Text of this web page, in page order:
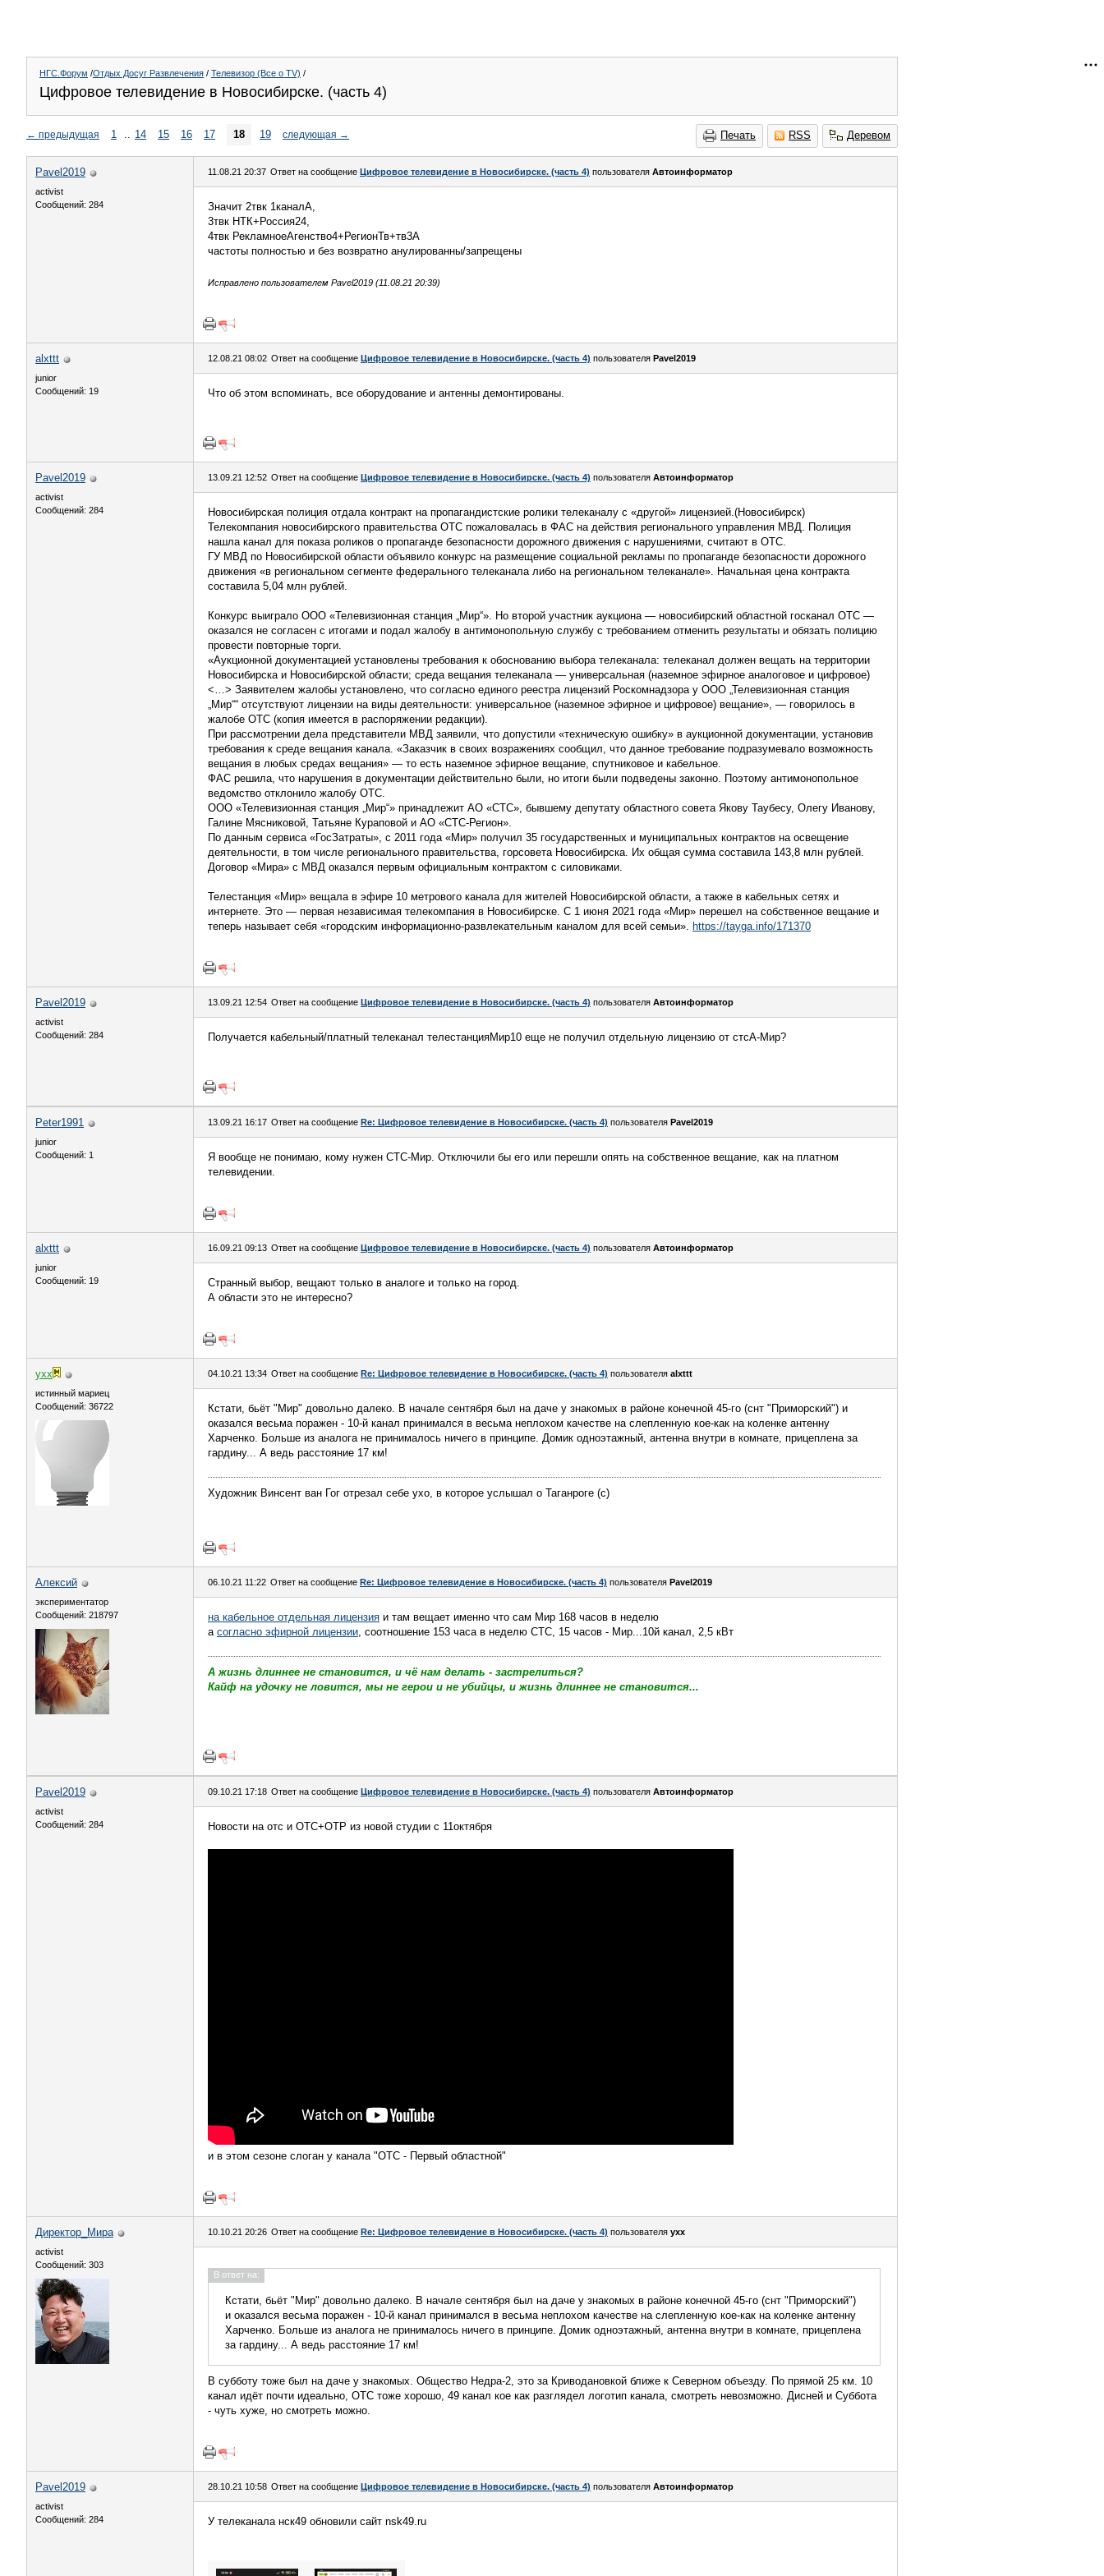
НГС.Форум /Отдых Досуг Развлечения / Телевизор (Все о TV) /
Цифровое телевидение в Новосибирске. (часть 4)
Печать RSS Деревом
← предыдущая 1 .. 14 15 16 17 18 19 следующая →
Pavel2019
activist
Сообщений: 284
11.08.21 20:37 Ответ на сообщение Цифровое телевидение в Новосибирске. (часть 4) пользователя Автоинформатор
Значит 2твк 1каналА,
3твк НТК+Россия24,
4твк РекламноеАгенство4+РегионТв+тв3А
частоты полностью и без возвратно анулированны/запрещены
Исправлено пользователем Pavel2019 (11.08.21 20:39)
alxttt
junior
Сообщений: 19
12.08.21 08:02 Ответ на сообщение Цифровое телевидение в Новосибирске. (часть 4) пользователя Pavel2019
Что об этом вспоминать, все оборудование и антенны демонтированы.
Pavel2019
activist
Сообщений: 284
13.09.21 12:52 Ответ на сообщение Цифровое телевидение в Новосибирске. (часть 4) пользователя Автоинформатор
Новосибирская полиция отдала контракт на пропагандистские ролики телеканалу с «другой» лицензией.(Новосибирск)
Телекомпания новосибирского правительства ОТС пожаловалась в ФАС на действия регионального управления МВД. Полиция
нашла канал для показа роликов о пропаганде безопасности дорожного движения с нарушениями, считают в ОТС.
ГУ МВД по Новосибирской области объявило конкурс на размещение социальной рекламы по пропаганде безопасности дорожного
движения «в региональном сегменте федерального телеканала либо на региональном телеканале». Начальная цена контракта
составила 5,04 млн рублей.
Конкурс выиграло ООО «Телевизионная станция „Мир“». Но второй участник аукциона — новосибирский областной госканал ОТС —
оказался не согласен с итогами и подал жалобу в антимонопольную службу с требованием отменить результаты и обязать полицию
провести повторные торги.
«Аукционной документацией установлены требования к обоснованию выбора телеканала: телеканал должен вещать на территории
Новосибирска и Новосибирской области; среда вещания телеканала — универсальная (наземное эфирное аналоговое и цифровое)
<…> Заявителем жалобы установлено, что согласно единого реестра лицензий Роскомнадзора у ООО „Телевизионная станция
„Мир““ отсутствуют лицензии на виды деятельности: универсальное (наземное эфирное и цифровое) вещание», — говорилось в
жалобе ОТС (копия имеется в распоряжении редакции).
При рассмотрении дела представители МВД заявили, что допустили «техническую ошибку» в аукционной документации, установив
требования к среде вещания канала. «Заказчик в своих возражениях сообщил, что данное требование подразумевало возможность
вещания в любых средах вещания» — то есть наземное эфирное вещание, спутниковое и кабельное.
ФАС решила, что нарушения в документации действительно были, но итоги были подведены законно. Поэтому антимонопольное
ведомство отклонило жалобу ОТС.
ООО «Телевизионная станция „Мир“» принадлежит АО «СТС», бывшему депутату областного совета Якову Таубесу, Олегу Иванову,
Галине Мясниковой, Татьяне Кураповой и АО «СТС-Регион».
По данным сервиса «ГосЗатраты», с 2011 года «Мир» получил 35 государственных и муниципальных контрактов на освещение
деятельности, в том числе регионального правительства, горсовета Новосибирска. Их общая сумма составила 143,8 млн рублей.
Договор «Мира» с МВД оказался первым официальным контрактом с силовиками.
Телестанция «Мир» вещала в эфире 10 метрового канала для жителей Новосибирской области, а также в кабельных сетях и
интернете. Это — первая независимая телекомпания в Новосибирске. С 1 июня 2021 года «Мир» перешел на собственное вещание и
теперь называет себя «городским информационно-развлекательным каналом для всей семьи». https://tayga.info/171370
Pavel2019
activist
Сообщений: 284
13.09.21 12:54 Ответ на сообщение Цифровое телевидение в Новосибирске. (часть 4) пользователя Автоинформатор
Получается кабельный/платный телеканал телестанцияМир10 еще не получил отдельную лицензию от стсА-Мир?
Peter1991
junior
Сообщений: 1
13.09.21 16:17 Ответ на сообщение Re: Цифровое телевидение в Новосибирске. (часть 4) пользователя Pavel2019
Я вообще не понимаю, кому нужен СТС-Мир. Отключили бы его или перешли опять на собственное вещание, как на платном
телевидении.
alxttt
junior
Сообщений: 19
16.09.21 09:13 Ответ на сообщение Цифровое телевидение в Новосибирске. (часть 4) пользователя Автоинформатор
Странный выбор, вещают только в аналоге и только на город.
А области это не интересно?
yxx
истинный мариец
Сообщений: 36722
04.10.21 13:34 Ответ на сообщение Re: Цифровое телевидение в Новосибирске. (часть 4) пользователя alxttt
Кстати, бьёт "Мир" довольно далеко. В начале сентября был на даче у знакомых в районе конечной 45-го (снт "Приморский") и
оказался весьма поражен - 10-й канал принимался в весьма неплохом качестве на слепленную кое-как на коленке антенну
Харченко. Больше из аналога не принималось ничего в принципе. Домик одноэтажный, антенна внутри в комнате, прицеплена за
гардину... А ведь расстояние 17 км!
Художник Винсент ван Гог отрезал себе ухо, в которое услышал о Таганроге (с)
Алексий
экспериментатор
Сообщений: 218797
06.10.21 11:22 Ответ на сообщение Re: Цифровое телевидение в Новосибирске. (часть 4) пользователя Pavel2019
на кабельное отдельная лицензия и там вещает именно что сам Мир 168 часов в неделю
а согласно эфирной лицензии, соотношение 153 часа в неделю СТС, 15 часов - Мир...10й канал, 2,5 кВт
А жизнь длиннее не становится, и чё нам делать - застрелиться?
Кайф на удочку не ловится, мы не герои и не убийцы, и жизнь длиннее не становится...
Pavel2019
activist
Сообщений: 284
09.10.21 17:18 Ответ на сообщение Цифровое телевидение в Новосибирске. (часть 4) пользователя Автоинформатор
Новости на отс и ОТС+ОТР из новой студии с 11октября
и в этом сезоне слоган у канала "ОТС - Первый областной"
Директор_Мира
activist
Сообщений: 303
10.10.21 20:26 Ответ на сообщение Re: Цифровое телевидение в Новосибирске. (часть 4) пользователя yxx
В ответ на:
Кстати, бьёт "Мир" довольно далеко. В начале сентября был на даче у знакомых в районе конечной 45-го (снт "Приморский")
и оказался весьма поражен - 10-й канал принимался в весьма неплохом качестве на слепленную кое-как на коленке антенну
Харченко. Больше из аналога не принималось ничего в принципе. Домик одноэтажный, антенна внутри в комнате, прицеплена
за гардину... А ведь расстояние 17 км!
В субботу тоже был на даче у знакомых. Общество Недра-2, это за Криводановкой ближе к Северном объезду. По прямой 25 км. 10
канал идёт почти идеально, ОТС тоже хорошо, 49 канал кое как разглядел логотип канала, смотреть невозможно. Дисней и Суббота
- чуть хуже, но смотреть можно.
Pavel2019
activist
Сообщений: 284
28.10.21 10:58 Ответ на сообщение Цифровое телевидение в Новосибирске. (часть 4) пользователя Автоинформатор
У телеканала нск49 обновили сайт nsk49.ru